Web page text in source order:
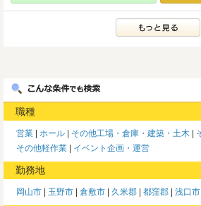
職種
営業 ホール その他工場・倉庫・建築・土木
その他軽作業
イベント企画・運営
勤務地
岡山市 玉野市 倉敷市 久米郡 都窪郡 浅口市